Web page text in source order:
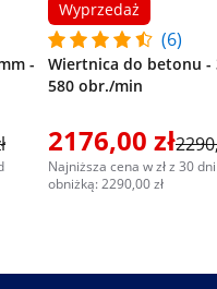
-
Wyprzedaż
(6)
Wiertnica do betonu -
580 obr./min
2176,00 zł
Najniższa cena w zł z 30
obniżką: 2290,00 zł